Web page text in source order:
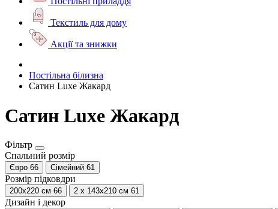
Текстиль для дому
Акції та знижки
Постільна білизна
Сатин Luxe Жакард
Сатин Luxe Жакард
Фільтр
Спальний розмір
Євро 66 Сімейний 61
Розмір підковдри
200х220 см 66 2 х 143х210 см 61
Дизайн і декор